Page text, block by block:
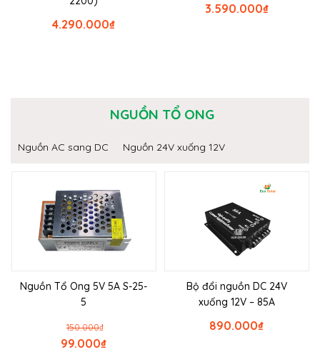
₫
4.290.000
₫
3.590.000
NGUỒN TỔ ONG
Nguồn AC sang DC Nguồn 24V xuống 12V
Nguồn Tổ Ong 5V 5A S-25-
5
₫
150.000
₫
99.000
Bộ đổi nguồn DC 24V
xuống 12V – 85A
₫
890.000